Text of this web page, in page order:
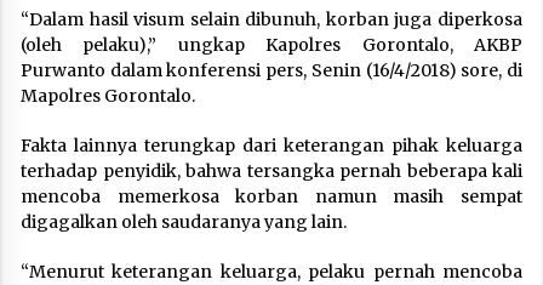
“Dalam hasil visum selain dibunuh, korban juga diperkosa
(oleh pelaku),” ungkap Kapolres Gorontalo, AKBP
Purwanto dalam konferensi pers, Senin (16/4/2018) sore, di
Mapolres Gorontalo.
Fakta lainnya terungkap dari keterangan pihak keluarga
terhadap penyidik, bahwa tersangka pernah beberapa kali
mencoba memerkosa korban namun masih sempat
digagalkan oleh saudaranya yang lain.
“Menurut keterangan keluarga, pelaku pernah mencoba